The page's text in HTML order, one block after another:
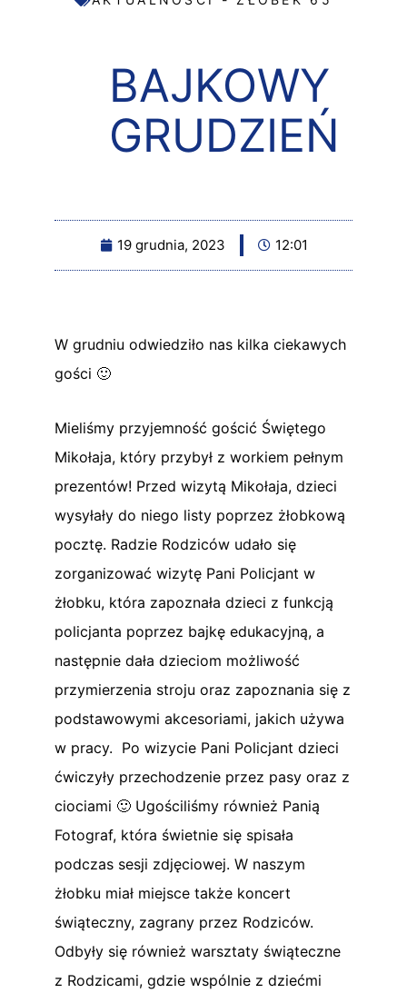
BAJKOWY
GRUDZIEŃ
19 grudnia, 2023 12:01
W grudniu odwiedziło nas kilka ciekawych
gości 🙂
Mieliśmy przyjemność gościć Świętego
Mikołaja, który przybył z workiem pełnym
prezentów! Przed wizytą Mikołaja, dzieci
wysyłały do niego listy poprzez żłobkową
pocztę. Radzie Rodziców udało się
zorganizować wizytę Pani Policjant w
żłobku, która zapoznała dzieci z funkcją
policjanta poprzez bajkę edukacyjną, a
następnie dała dzieciom możliwość
przymierzenia stroju oraz zapoznania się z
podstawowymi akcesoriami, jakich używa
w pracy. Po wizycie Pani Policjant dzieci
ćwiczyły przechodzenie przez pasy oraz z
ciociami 🙂 Ugościliśmy również Panią
Fotograf, która świetnie się spisała
podczas sesji zdjęciowej. W naszym
żłobku miał miejsce także koncert
świąteczny, zagrany przez Rodziców.
Odbyły się również warsztaty świąteczne
z Rodzicami, gdzie wspólnie z dziećmi